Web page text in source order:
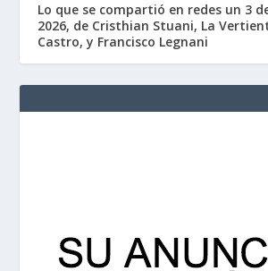
Lo que se compartió en redes un 3
2026, de Cristhian Stuani, La
Castro, y Francisco Legnani